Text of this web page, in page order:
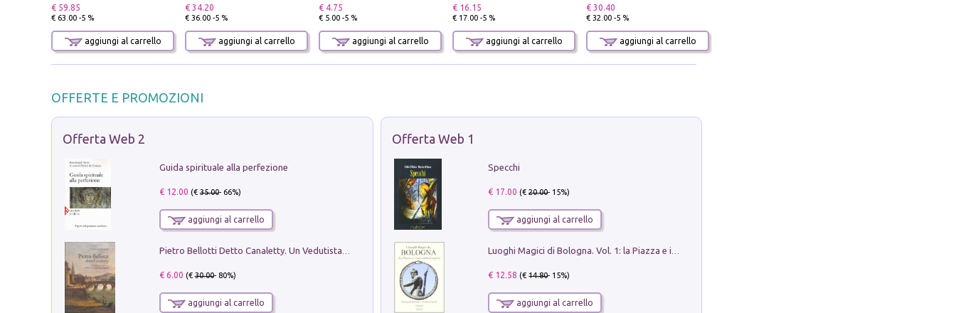
€ 59.85
€ 63.00 -5 %
aggiungi al carrello
€ 34.20
€ 36.00 -5 %
aggiungi al carrello
€ 4.75
€ 5.00 -5 %
aggiungi al carrello
€ 16.15
€ 17.00 -5 %
aggiungi al carrello
€ 30.40
€ 32.00 -5 %
aggiungi al carrello
OFFERTE E PROMOZIONI
Offerta Web 2
Guida spirituale alla perfezione
€ 12.00 (€35.00- 66%)
aggiungi al carrello
€ 6.00 (€30.00- 80%)
aggiungi al carrello
Offerta Web 1
Specchi
€ 17.00 (€20.00- 15%)
aggiungi al carrello
€ 12.58 (€14.80- 15%)
aggiungi al carrello